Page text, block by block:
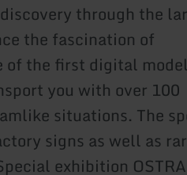
through the
the fascination of
of the first digital model
you with over 100
situations. The
signs as well as
exhibition OSTRA